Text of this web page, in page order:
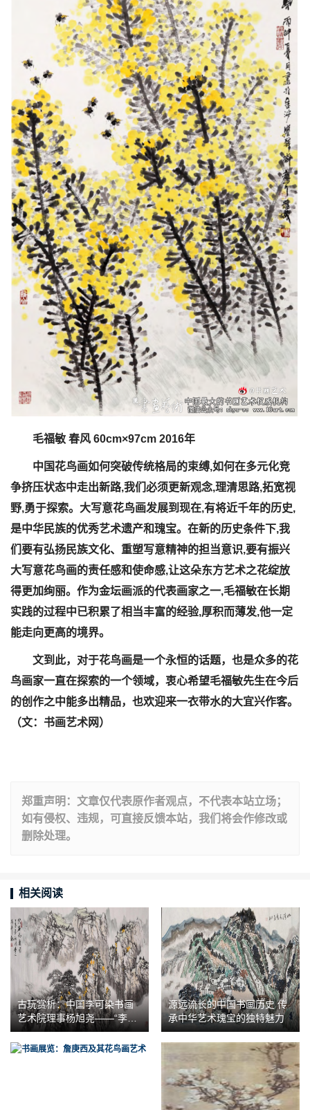
毛福敏 春风 60cm×97cm 2016年
中国花鸟画如何突破传统格局的束缚,如何在多元化竞
争挤压状态中走出新路,我们必须更新观念,理清思路,拓宽视
野,勇于探索。大写意花鸟画发展到现在,有将近千年的历史,
是中华民族的优秀艺术遗产和瑰宝。在新的历史条件下,我
们要有弘扬民族文化、重塑写意精神的担当意识,要有振兴
大写意花鸟画的责任感和使命感,让这朵东方艺术之花绽放
得更加绚丽。作为金坛画派的代表画家之一,毛福敏在长期
实践的过程中已积累了相当丰富的经验,厚积而薄发,他一定
能走向更高的境界。
文到此，对于花鸟画是一个永恒的话题，也是众多的花
鸟画家一直在探索的一个领域，衷心希望毛福敏先生在今后
的创作之中能多出精品，也欢迎来一衣带水的大宜兴作客。
（文：书画艺术网）
郑重声明：文章仅代表原作者观点，不代表本站立场；
如有侵权、违规，可直接反馈本站，我们将会作修改或
删除处理。
相关阅读
古玩赏析：中国李可染书画
艺术院理事杨旭尧——“李家
山水”经典传承
源远流长的中国书画历史 传
承中华艺术瑰宝的独特魅力